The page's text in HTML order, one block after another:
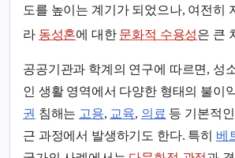
도를 높이는 계기가 되었으나, 여전히
라 동성혼에 대한 문화적 수용성은 큰
공공기관과 학계의 연구에 따르면, 성
인 생활 영역에서 다양한 형태의 불이
권 침해는 고용, 교육, 의료 등 기본적
근 과정에서 발생하기도 한다. 특히 베